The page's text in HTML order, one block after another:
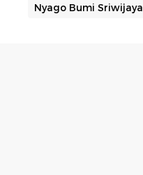
Nyago Bumi Sriwijaya